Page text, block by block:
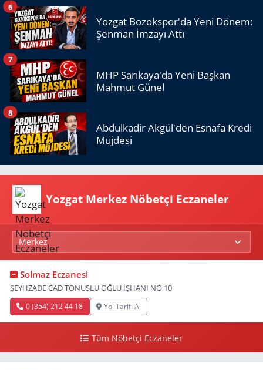
Yozgat Bozokspor'da Yeni Dönem:
Şenman İmzayı Attı
6
MHP Sarıkaya'da Yeni Başkan
Mahmut Günel
7
Abdulkadir Akgül'den Esnafa Kredi
Müjdesi
8
Yozgat Merkez Nöbetçi Eczaneler
Solmaz Eczanesi
ŞEYHZADE CAD TONUSLU OĞLU İŞHANI NO 10
0 (354) 212 44 18 Yol Tarifi Al
Tüm Nöbetçi Eczaneler